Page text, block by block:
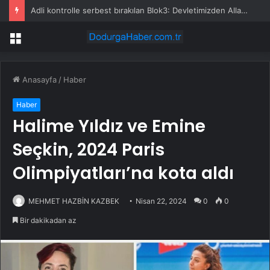
Adli kontrolle serbest bırakılan Blok3: Devletimizden Allah razı olsun
Menü
Anasayfa / Haber
Haber
Halime Yıldız ve Emine
Seçkin, 2024 Paris
Olimpiyatları’na kota aldı
MEHMET HAZBİN KAZBEK Nisan 22, 2024 0 0
Bir dakikadan az